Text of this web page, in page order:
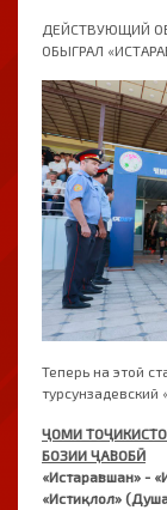
ДЕЙСТВУЮЩИЙ
ОБЫГРАЛ
Теперь на этой
турсунзадевский
ҶОМИ
БОЗИИ ҶАВОБӢ
«Истаравшан» -
«Истиқлол»